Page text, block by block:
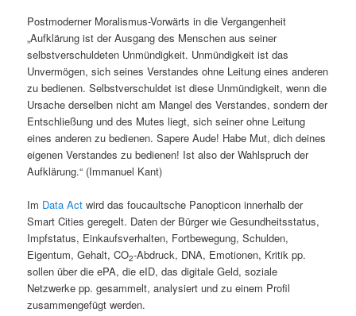
Postmoderner Moralismus-Vorwärts in die Vergangenheit
„Aufklärung ist der Ausgang des Menschen aus seiner
selbstverschuldeten Unmündigkeit. Unmündigkeit ist das
Unvermögen, sich seines Verstandes ohne Leitung eines anderen
zu bedienen. Selbstverschuldet ist diese Unmündigkeit, wenn die
Ursache derselben nicht am Mangel des Verstandes, sondern der
Entschließung und des Mutes liegt, sich seiner ohne Leitung
eines anderen zu bedienen. Sapere Aude! Habe Mut, dich deines
eigenen Verstandes zu bedienen! Ist also der Wahlspruch der
Aufklärung.“ (Immanuel Kant)
Im Data Actwird das foucaultsche Panopticon innerhalb der
Smart Cities geregelt. Daten der Bürger wie Gesundheitsstatus,
Impfstatus, Einkaufsverhalten, Fortbewegung, Schulden,
Eigentum, Gehalt, CO2-Abdruck, DNA, Emotionen, Kritik pp.
sollen über die ePA, die eID, das digitale Geld, soziale
Netzwerke pp. gesammelt, analysiert und zu einem Profil
zusammengefügt werden.